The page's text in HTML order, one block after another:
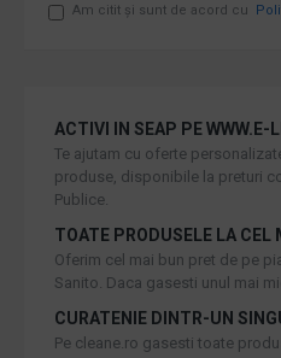
Am citit şi sunt de acord cu
ACTIVI IN SEAP PE WWW.E-
Te ajutam cu oferte
produse, disponibile la preturi
Publice.
TOATE PRODUSELE LA CEL
Oferim cel mai bun pret de pe
Sanito. Daca gasesti unul mai
CURATENIE DINTR-UN
Pe cleane.ro gasesti toate